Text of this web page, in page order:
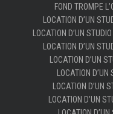
FOND TROMPE
LOCATION D’UN
LOCATION D’UN
LOCATION D’UN
LOCATION D’UN
LOCATION
LOCATION D’UN
LOCATION D’UN